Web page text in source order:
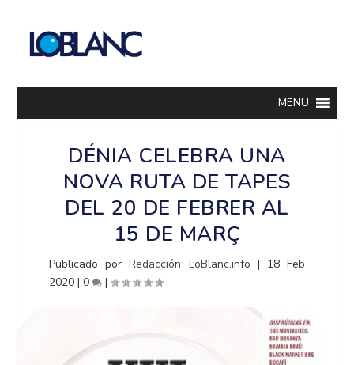
MENU
DÉNIA CELEBRA UNA
NOVA RUTA DE TAPES
DEL 20 DE FEBRER AL
15 DE MARÇ
Publicado porRedacción LoBlanc.info | 18 Feb
2020 |0 |